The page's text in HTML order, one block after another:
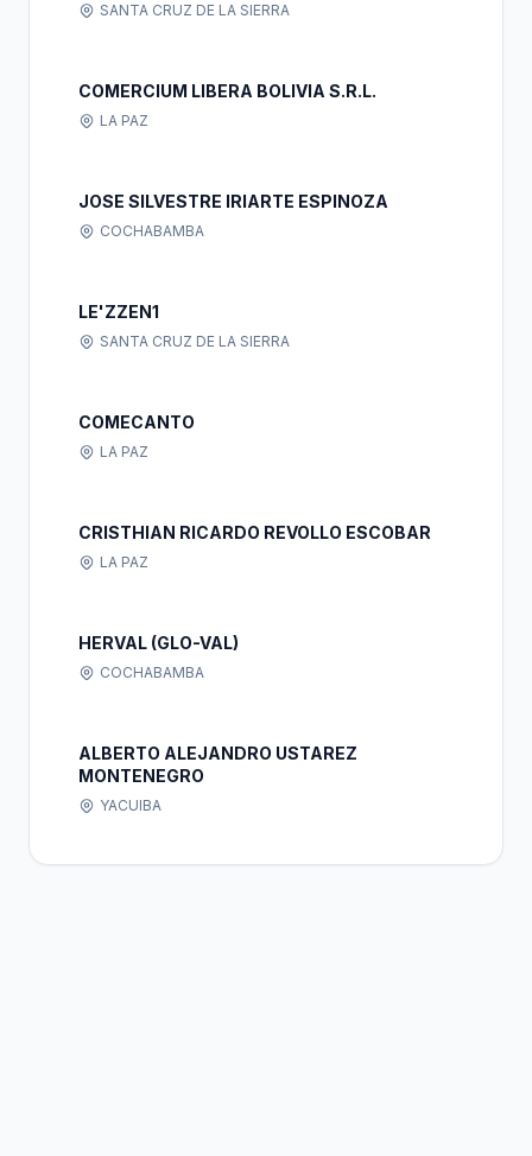
SANTA CRUZ DE LA SIERRA
COMERCIUM LIBERA BOLIVIA S.R.L.
LA PAZ
JOSE SILVESTRE IRIARTE ESPINOZA
COCHABAMBA
LE'ZZEN1
SANTA CRUZ DE LA SIERRA
COMECANTO
LA PAZ
CRISTHIAN RICARDO REVOLLO ESCOBAR
LA PAZ
HERVAL (GLO-VAL)
COCHABAMBA
ALBERTO ALEJANDRO USTAREZ
MONTENEGRO
YACUIBA